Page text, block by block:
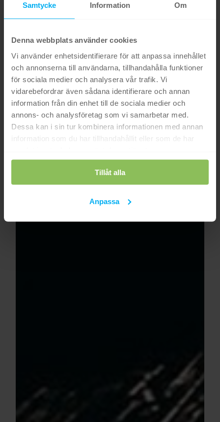
Samtycke Information Om
Denna webbplats använder cookies
Vi använder enhetsidentifierare för att anpassa innehållet
och annonserna till användarna, tillhandahålla funktioner
för sociala medier och analysera vår trafik. Vi
vidarebefordrar även sådana identifierare och annan
information från din enhet till de sociala medier och
annons- och analysföretag som vi samarbetar med.
Dessa kan i sin tur kombinera informationen med annan
information som du har tillhandahållit eller som de har
Tillåt alla
Anpassa